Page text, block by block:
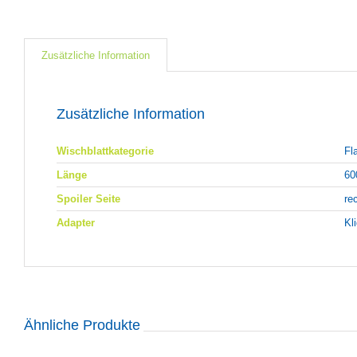
Zusätzliche Information
Zusätzliche Information
Wischblattkategorie
Länge
Spoiler Seite
Adapter
Ähnliche Produkte